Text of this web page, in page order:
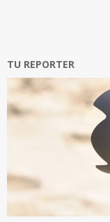
TU REPORTER